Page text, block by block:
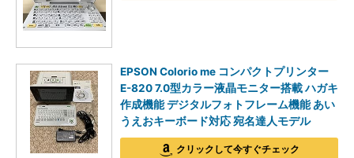
EPSON Colorio me コンパクトプリンター
E-820 7.0型カラー液晶モニター搭載 ハガキ
作成機能 デジタルフォトフレーム機能 あい
うえおキーボード対応 宛名達人モデル
クリックして今すぐチェック